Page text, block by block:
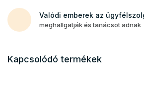
Valódi emberek az
meghallgatják és tanácsot adnak
Kapcsolódó termékek